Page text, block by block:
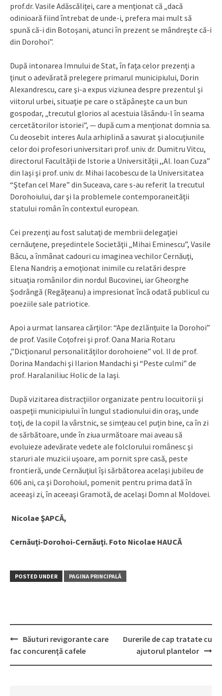
prof.dr. Vasile Adăscăliţei, care a menţionat că „dacă
odinioară fiind întrebat de unde-i, prefera mai mult să
spună că-i din Botoşani, atunci în prezent se mândreşte că-i
din Dorohoi”.
După intonarea Imnului de Stat, în faţa celor prezenţi a
ţinut o adevărată prelegere primarul municipiului, Dorin
Alexandrescu, care şi-a expus viziunea despre prezentul şi
viitorul urbei, situaţie pe care o stăpâneşte ca un bun
gospodar, „trecutul glorios al acestuia lăsându-l în seama
cercetătorilor istoriei”, — după cum a menţionat domnia sa.
Cu deosebit interes Aula arhiplină a savurat şi alocuţiunile
celor doi profesori universitari prof. univ. dr. Dumitru Vitcu,
directorul Facultăţii de Istorie a Universităţii ,,Al. Ioan Cuza”
din Iaşi şi prof. univ. dr. Mihai Iacobescu de la Universitatea
“Ştefan cel Mare” din Suceava, care s-au referit la trecutul
Dorohoiului, dar şi la problemele contemporaneităţii
statului român în contextul european.
Cei prezenţi au fost salutaţi de membrii delegaţiei
cernăuţene, preşedintele Societăţii „Mihai Eminescu”, Vasile
Bâcu, a înmânat cadouri cu imaginea vechilor Cernăuţi,
Elena Nandriş a emoţionat inimile cu relatări despre
situaţia românilor din nordul Bucovinei, iar Gheorghe
Şodrângă (Regăţeanu) a impresionat încă odată publicul cu
poeziile sale patriotice.
Apoi a urmat lansarea cărţilor: “Ape dezlănţuite la Dorohoi”
de prof. Vasile Coţofrei şi prof. Oana Maria Rotaru
,”Dicţionarul personalităţilor dorohoiene” vol. II de prof.
Dorina Mandachi şi Ilarion Mandachi şi “Peste culmi” de
prof. Haralaniliuc Holic de la Iaşi.
După vizitarea distracţiilor organizate pentru locuitorii şi
oaspeţii municipiului în lungul stadionului din oraş, unde
toţi, de la copil la vârstnic, se simţeau cel puţin bine, ca în zi
de sărbătoare, unde în ziua următoare mai aveau să
evoluieze adevărate vedete ale folclorului românesc şi
staruri ale muzicii uşoare, am pornit spre casă, peste
frontieră, unde Cernăuţiul îşi sărbătorea acelaşi jubileu de
606 ani, ca şi Dorohoiul, pomenit pentru prima dată în
aceeaşi zi, în aceeaşi Gramotă, de acelaşi Domn al Moldovei.
Nicolae ŞAPCĂ,
Cernăuţi-Dorohoi-Cernăuţi. Foto Nicolae HAUCĂ
POSTED UNDER PAGINA PRINCIPALĂ
Post
navigation
Băuturi revigorante care
fac concurenţă cafele
Durerile de cap tratate cu
ajutorul plantelor